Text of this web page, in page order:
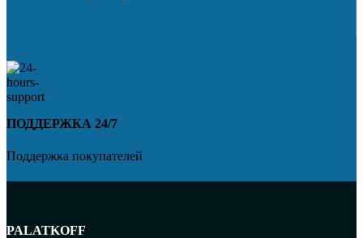
ПОДДЕРЖКА 24/7
Поддержка покупателей
PALATKOFF